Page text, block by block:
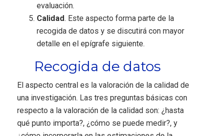
evaluación.
Calidad. Este aspecto forma parte de la
recogida de datos y se discutirá con mayor
detalle en el epígrafe siguiente.
Recogida de datos
El aspecto central es la valoración de la calidad de
una investigación. Las tres preguntas básicas con
respecto a la valoración de la calidad son: ¿hasta
qué punto importa?, ¿cómo se puede medir?, y